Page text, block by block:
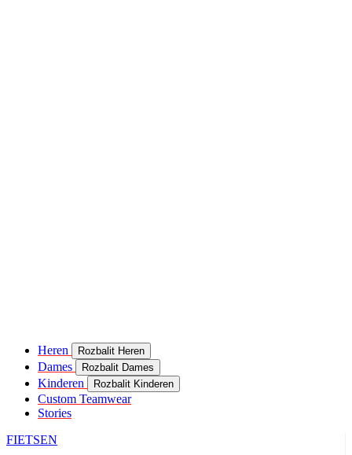
Heren Rozbalit Heren
Dames Rozbalit Dames
Kinderen Rozbalit Kinderen
Custom Teamwear
Stories
FIETSEN